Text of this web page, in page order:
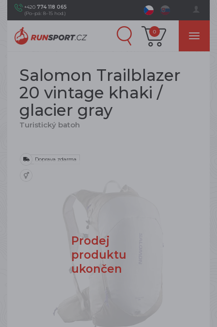
+420 774 118 065
(Po–pá: 8–15 hod.)
0
Salomon Trailblazer
20 vintage khaki /
glacier gray
Turistický batoh
Doprava zdarma
Prodej
produktu
ukončen